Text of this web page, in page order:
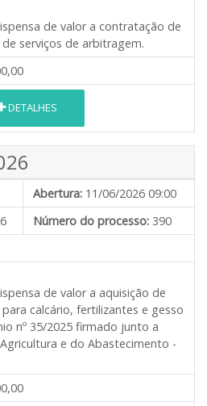
de valor a contratação de
serviços de arbitragem.
DETALHES
Abertura: 11/06/2026 09:00
Número do processo: 390
de valor a aquisição de
calcário, fertilizantes e gesso
nº 35/2025 firmado junto a
e do Abastecimento -